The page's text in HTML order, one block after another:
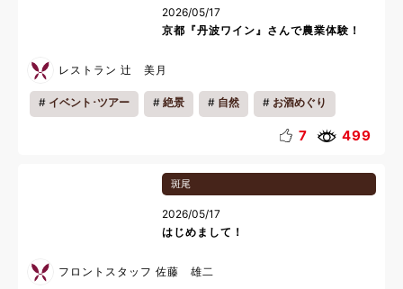
2026/05/17
京都『丹波ワイン』さんで農業体験！
レストラン 辻 美月
イベント･ツアー 絶景 自然 お酒めぐり
7 499
斑尾
2026/05/17
はじめまして！
フロントスタッフ 佐藤 雄二